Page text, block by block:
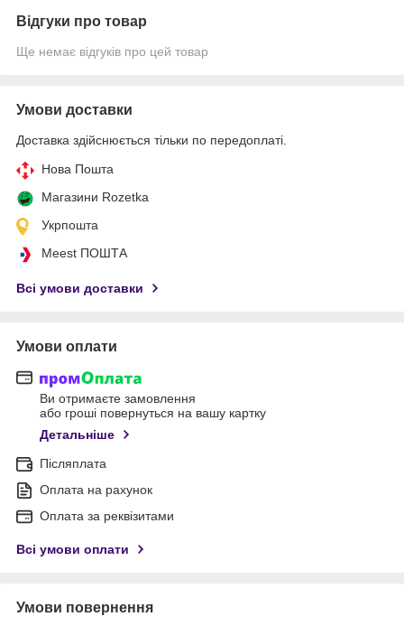
Відгуки про товар
Ще немає відгуків про цей товар
Умови доставки
Доставка здійснюється тільки по передоплаті.
Нова Пошта
Магазини Rozetka
Укрпошта
Meest ПОШТА
Всі умови доставки
Умови оплати
Ви отримаєте замовлення
або гроші повернуться на вашу картку
Детальніше
Післяплата
Оплата на рахунок
Оплата за реквізитами
Всі умови оплати
Умови повернення